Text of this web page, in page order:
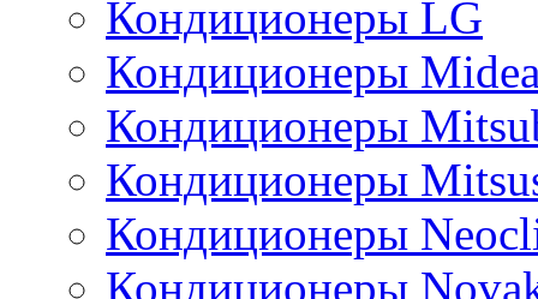
Кондиционеры LG
Кондиционеры
Кондиционеры
Кондиционеры
Кондиционеры
Кондиционеры